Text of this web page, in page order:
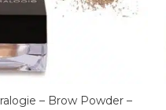
– Brow Powder –